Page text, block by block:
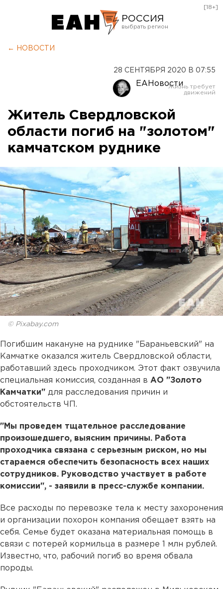
РОССИЯ
Оренбург
[18+]
← НОВОСТИ
28 СЕНТЯБРЯ 2020 В 07:55
ЕАНовости
Житель Свердловской
области погиб на "золотом"
камчатском руднике
© Pixabay.com
Погибшим накануне на руднике "Бараньевский" на
Камчатке оказался житель Свердловской области,
работавший здесь проходчиком. Этот факт озвучила
специальная комиссия, созданная в АО "Золото
Камчатки" для расследования причин и
обстоятельств ЧП.
"Мы проведем тщательное расследование
произошедшего, выясним причины. Работа
проходчика связана с серьезным риском, но мы
стараемся обеспечить безопасность всех наших
сотрудников. Руководство участвует в работе
комиссии", - заявили в пресс-службе компании.
Все расходы по перевозке тела к месту захоронения
и организации похорон компания обещает взять на
себя. Семье будет оказана материальная помощь в
связи с потерей кормильца в размере 1 млн рублей.
Известно, что, рабочий погиб во время обвала
породы.